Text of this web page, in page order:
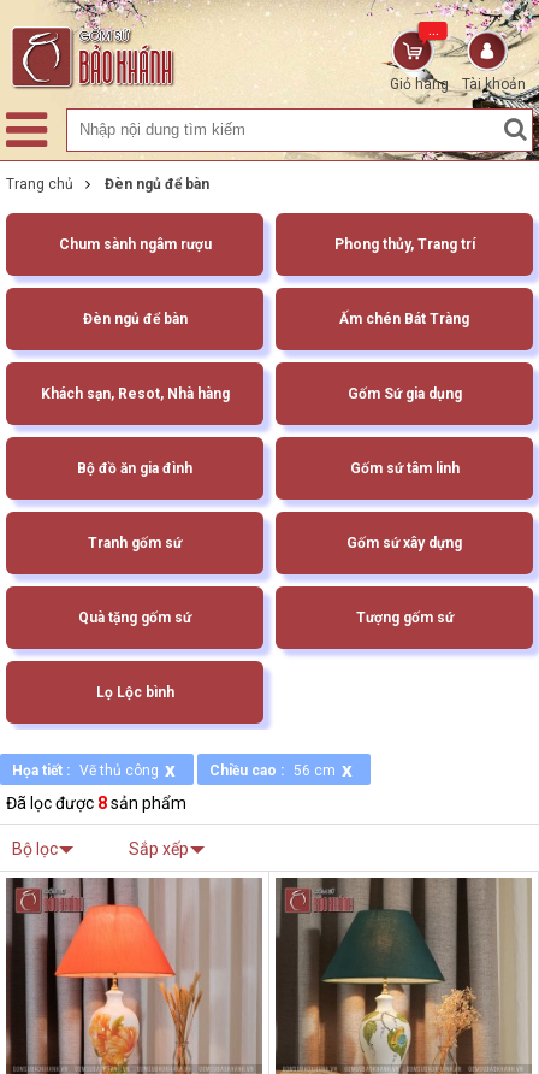
Tài khoản
Giỏ hàng
...
Trang chủ Đèn ngủ để bàn
Chum sành ngâm rượu Phong thủy, Trang trí
Đèn ngủ để bàn Ấm chén Bát Tràng
Khách sạn, Resot, Nhà hàng Gốm Sứ gia dụng
Bộ đồ ăn gia đình Gốm sứ tâm linh
Tranh gốm sứ Gốm sứ xây dựng
Quà tặng gốm sứ Tượng gốm sứ
Lọ Lộc bình
Họa tiết : Vẽ thủ công x Chiều cao : 56 cm x
Đã lọc được 8sản phẩm
Bộ lọc Sắp xếp